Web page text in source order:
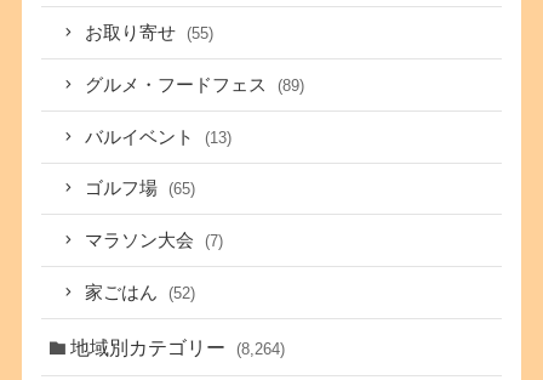
お取り寄せ (55)
グルメ・フードフェス (89)
バルイベント (13)
ゴルフ場 (65)
マラソン大会 (7)
家ごはん (52)
地域別カテゴリー (8,264)